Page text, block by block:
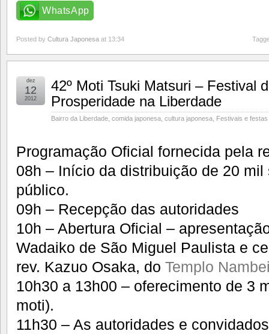
WhatsApp
Posted by Cultura Japonesa at 13:34
42º Moti Tsuki Matsuri – Festival
Prosperidade na Liberdade
Bairro da Liberdade, comida japonesa, cultura japonesa, Festivais e
dez
12
2012
Programação Oficial fornecida pela
08h – Início da distribuição de 20
público.
09h – Recepção das autoridades
10h – Abertura Oficial –
Wadaiko de São Miguel Paulista e
rev. Kazuo Osaka, do Templo
10h30 a 13h00 – oferecimento de 3
moti).
11h30 – As autoridades e